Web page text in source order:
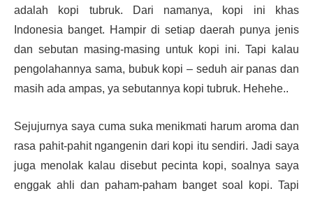
adalah kopi tubruk. Dari namanya, kopi ini khas
Indonesia banget. Hampir di setiap daerah punya jenis
dan sebutan masing-masing untuk kopi ini. Tapi kalau
pengolahannya sama, bubuk kopi – seduh air panas dan
masih ada ampas, ya sebutannya kopi tubruk. Hehehe..
Sejujurnya saya cuma suka menikmati harum aroma dan
rasa pahit-pahit ngangenin dari kopi itu sendiri. Jadi saya
juga menolak kalau disebut pecinta kopi, soalnya saya
enggak ahli dan paham-paham banget soal kopi. Tapi